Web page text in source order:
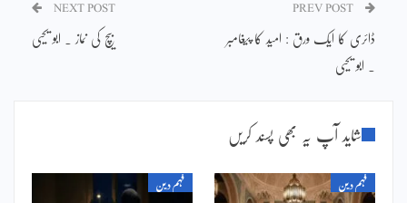
ڈائری کا ایک ورق : امید کا پیغامبر
۔ ابو یحیی
NEXT POST
بیچ کی نماز ۔ ابو یحیی
شاید آپ یہ بھی پسند کریں
فہم دین فہم دین